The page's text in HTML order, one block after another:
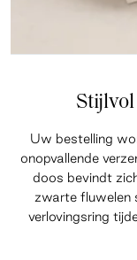
Uw bestelling
onopvallende
doos bevindt
zwarte fluwelen
verlovingsring